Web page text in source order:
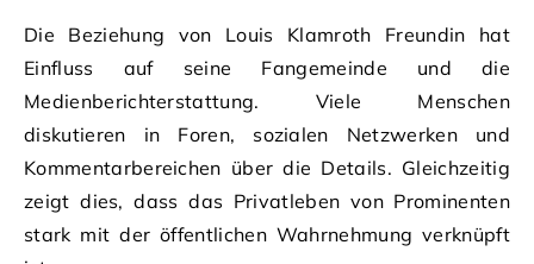
Die Beziehung von Louis Klamroth Freundin hat
Einfluss auf seine Fangemeinde und die
Medienberichterstattung. Viele Menschen
diskutieren in Foren, sozialen Netzwerken und
Kommentarbereichen über die Details. Gleichzeitig
zeigt dies, dass das Privatleben von Prominenten
stark mit der öffentlichen Wahrnehmung verknüpft